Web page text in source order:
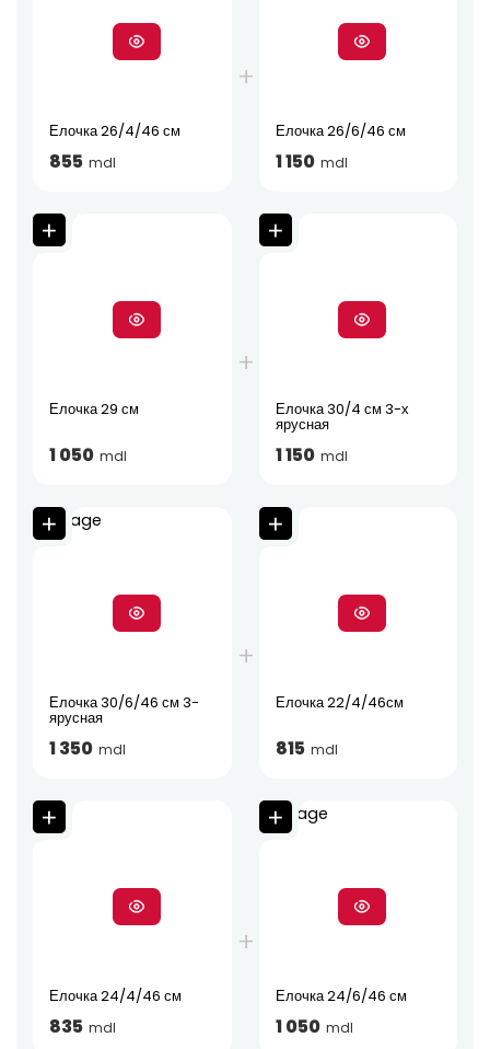
Елочка 26/4/46 см
855 mdl
Елочка 26/6/46 см
1 150 mdl
Елочка 29 см
1 050 mdl
Елочка 30/4 см 3-х
ярусная
1 150 mdl
Елочка 30/6/46 см 3-
ярусная
1 350 mdl
Елочка 22/4/46см
815 mdl
Елочка 24/4/46 см
835 mdl
Елочка 24/6/46 см
1 050 mdl